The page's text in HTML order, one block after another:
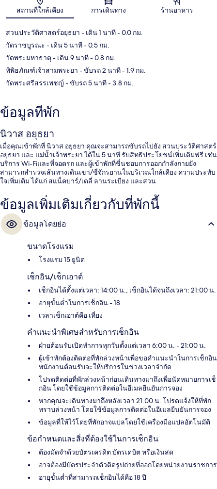
แผนที่
สถานที่ใกล้เคียง การเดินทาง ร้านอาหาร
สวนประวัติศาสตร์อยุธยา - เดิน 1 นาที- 0.0 กม.
วัดราชบูรณะ - เดิน 5 นาที- 0.5 กม.
วัดพระมหาธาตุ - เดิน 9 นาที- 0.8 กม.
พิพิธภัณฑ์เจ้าสามพระยา - ขับรถ 2 นาที- 1.9 กม.
วัดพระศรีสรรเพชญ์ - ขับรถ 5 นาที- 3.8 กม.
ข้อมูลที่พัก
นิวาส อยุธยา
เมื่อคุณเข้าพักที่ นิวาส อยุธยา คุณจะสามารถขับรถไปยัง สวนประวัติศาสตร์
อยุธยา และ แม่น้ำเจ้าพระยา ได้ใน 5 นาที รับสิทธิประโยชน์เพิ่มเติมฟรี เช่น
บริการ Wi-Fiและที่จอดรถ และผู้เข้าพักที่ชื่นชอบการออกกำลังกายยัง
สามารถสำรวจเส้นทางเดินเขา/ขี่จักรยานในบริเวณใกล้เคียง ความประทับ
ใจเพิ่มเติม ได้แก่ สแน็คบาร์/เดลี่ ลานระเบียง และสวน
ข้อมูลเพิ่มเติมเกี่ยวกับที่พักนี้
ข้อมูลโดยย่อ
ขนาดโรงแรม
โรงแรม 15 ยูนิต
เช็กอิน/เช็กเอาต์
เช็กอินได้ตั้งแต่เวลา: 14:00 น., เช็กอินได้จนถึงเวลา: 21:00 น.
อายุขั้นต่ำในการเช็กอิน - 18
เวลาเช็กเอาต์คือ เที่ยง
คำแนะนำพิเศษสำหรับการเช็กอิน
ฝ่ายต้อนรับเปิดทำการทุกวันตั้งแต่เวลา 6:00 น. - 21:00 น.
ผู้เข้าพักต้องติดต่อที่พักล่วงหน้าเพื่อขอคำแนะนำในการเช็กอิน
พนักงานต้อนรับจะให้บริการในช่วงเวลาจำกัด
โปรดติดต่อที่พักล่วงหน้าก่อนเดินทางมาถึงเพื่อนัดหมายการเช็
กอิน โดยใช้ข้อมูลการติดต่อในอีเมลยืนยันการจอง
หากคุณจะเดินทางมาถึงหลังเวลา 21:00 น. โปรดแจ้งให้ที่พัก
ทราบล่วงหน้า โดยใช้ข้อมูลการติดต่อในอีเมลยืนยันการจอง
ข้อมูลที่ให้ไว้โดยที่พักอาจแปลโดยใช้เครื่องมือแปลอัตโนมัติ
ข้อกำหนดและสิ่งที่ต้องใช้ในการเช็กอิน
ต้องมัดจำด้วยบัตรเครดิต บัตรเดบิต หรือเงินสด
อาจต้องมีบัตรประจำตัวติดรูปถ่ายที่ออกโดยหน่วยงานราชการ
อายุขั้นต่ำที่สามารถเช็กอินได้คือ 18 ปี